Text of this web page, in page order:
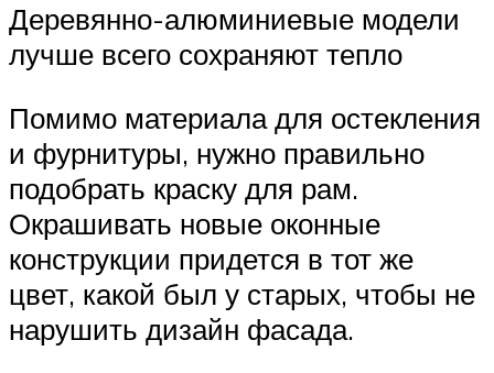
Деревянно-алюминиевые модели
лучше всего сохраняют тепло
Помимо материала для остекления
и фурнитуры, нужно правильно
подобрать краску для рам.
Окрашивать новые оконные
конструкции придется в тот же
цвет, какой был у старых, чтобы не
нарушить дизайн фасада.